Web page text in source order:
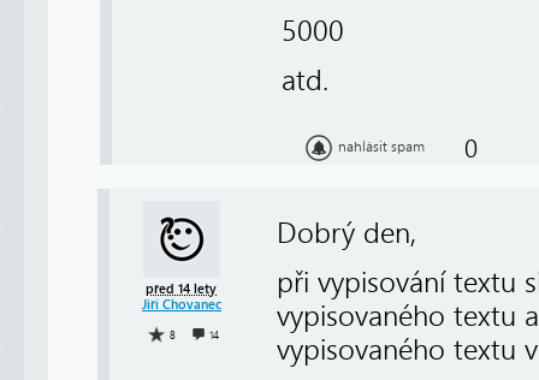
5000
atd.
nahlásit spam 0
před 14 lety
Jiří Chovanec
8 14
Dobrý den,
při vypisování textu
vypisovaného textu
vypisovaného textu